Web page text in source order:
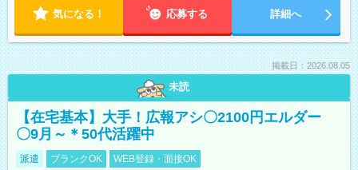
気になる！ 応募する 詳細へ
掲載日：2026.08.05
未読
【在宅基本】大手！広報アシ〇2100円エルダー
〇9月～＊50代活躍中
派遣 ブランクOK WEB登録・面接OK